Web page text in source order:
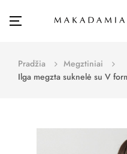
Toggle
☰
Pradžia
Megztiniai
Ilga megzta suknelė su V